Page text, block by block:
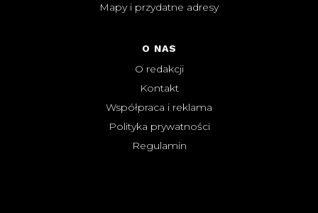
Mapy i przydatne adresy
O NAS
O redakcji
Kontakt
Współpraca i reklama
Polityka prywatności
Regulamin